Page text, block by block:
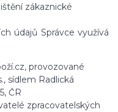
zákaznické
údajů Správce využívá
provozované
sídlem Radlická
ČR
zpracovatelských